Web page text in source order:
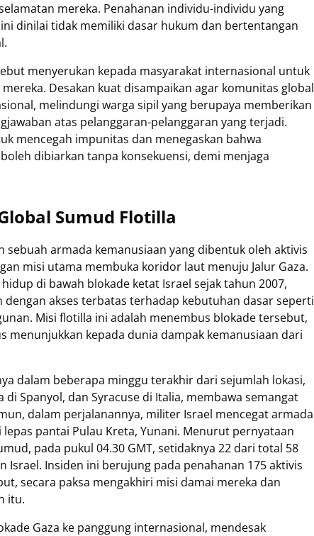
mereka. Penahanan individu-individu yang
dinilai tidak memiliki dasar hukum dan bertentangan
menyerukan kepada masyarakat internasional untuk
Desakan kuat disampaikan agar komunitas global
melindungi warga sipil yang berupaya memberikan
atas pelanggaran-pelanggaran yang terjadi.
mencegah impunitas dan menegaskan bahwa
dibiarkan tanpa konsekuensi, demi menjaga
Sumud Flotilla
armada kemanusiaan yang dibentuk oleh aktivis
misi utama membuka koridor laut menuju Jalur Gaza.
di bawah blokade ketat Israel sejak tahun 2007,
akses terbatas terhadap kebutuhan dasar seperti
Misi flotilla ini adalah menembus blokade tersebut,
menunjukkan kepada dunia dampak kemanusiaan dari
dalam beberapa minggu terakhir dari sejumlah lokasi,
Spanyol, dan Syracuse di Italia, membawa semangat
dalam perjalanannya, militer Israel mencegat armada
pantai Pulau Kreta, Yunani. Menurut pernyataan
pada pukul 04.30 GMT, setidaknya 22 dari total 58
Israel. Insiden ini berujung pada penahanan 175 aktivis
secara paksa mengakhiri misi damai mereka dan
itu.
Gaza ke panggung internasional, mendesak